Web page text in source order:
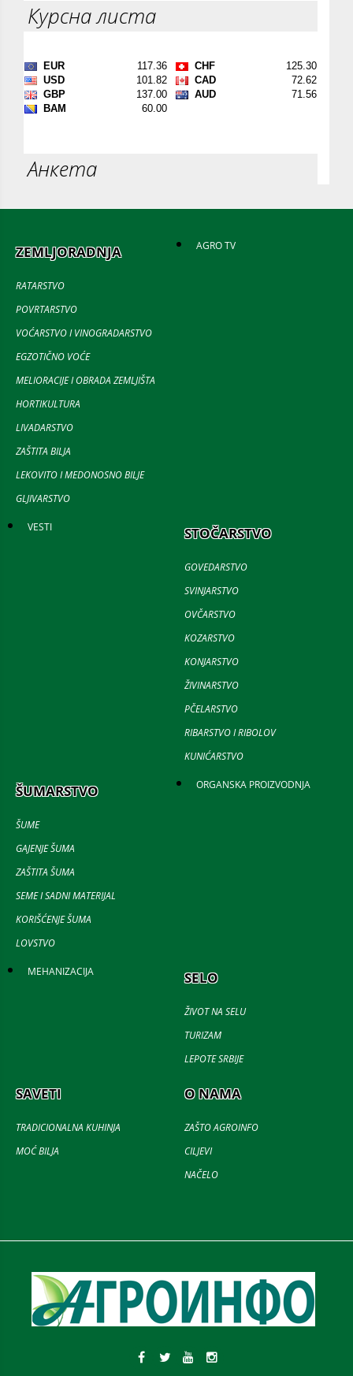
Курсна листа
Анкета
ZEMLJORADNJA
RATARSTVO
POVRTARSTVO
VOĆARSTVO I VINOGRADARSTVO
EGZOTIČNO VOĆE
MELIORACIJE I OBRADA ZEMLJIŠTA
HORTIKULTURA
LIVADARSTVO
ZAŠTITA BILJA
LEKOVITO I MEDONOSNO BILJE
GLJIVARSTVO
AGRO TV
VESTI STOČARSTVO
GOVEDARSTVO
SVINJARSTVO
OVČARSTVO
KOZARSTVO
KONJARSTVO
ŽIVINARSTVO
PČELARSTVO
RIBARSTVO I RIBOLOV
KUNIĆARSTVO
ŠUMARSTVO
ŠUME
GAJENJE ŠUMA
ZAŠTITA ŠUMA
SEME I SADNI MATERIJAL
KORIŠĆENJE ŠUMA
LOVSTVO
ORGANSKA PROIZVODNJA
MEHANIZACIJA SELO
ŽIVOT NA SELU
TURIZAM
LEPOTE SRBIJE
SAVETI
TRADICIONALNA KUHINJA
MOĆ BILJA
O NAMA
ZAŠTO AGROINFO
CILJEVI
NAČELO